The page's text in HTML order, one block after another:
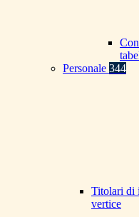
Personale 344
Titolari di
vertice